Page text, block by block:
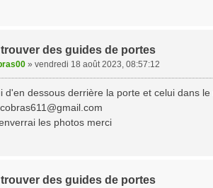
trouver des guides de portes
» vendredi 18 août 2023, 08:57:12
d'en dessous derrière la porte et celui dans
cobras611@gmail.com
les photos merci
trouver des guides de portes